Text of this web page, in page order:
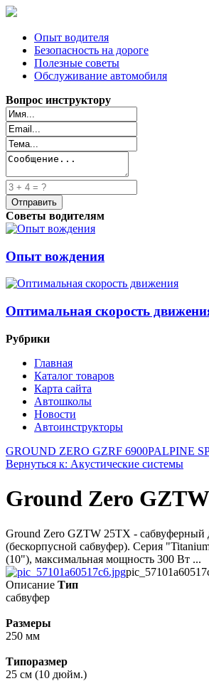
Опыт водителя
Безопасность на дороге
Полезные советы
Обслуживание автомобиля
Вопрос инструктору
Советы водителям
Опыт вождения
Оптимальная скорость
Рубрики
Главная
Каталог товаров
Карта сайта
Автошколы
Новости
Автоинструкторы
GROUND ZERO GZRF 6900PALPINE
Вернуться к: Акустические системы
Ground Zero
Ground Zero GZTW 25TX - сабвуферный
(бескорпусной сабвуфер). Серия
(10"), максимальная мощность 300 Вт ...
Описание Тип
сабвуфер
Размеры
250 мм
Типоразмер
25 см (10 дюйм.)